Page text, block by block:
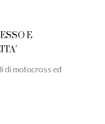
E
di motocross ed